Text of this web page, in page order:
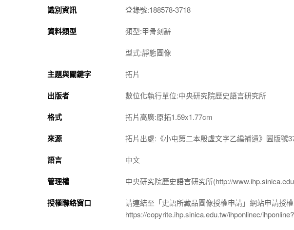
識別資訊 登錄號:188578-3718
資料類型 類型:甲骨刻辭
型式:靜態圖像
主題與關鍵字 拓片
出版者 數位化執行單位:中央研究院歷史語言研究所
格式 拓片高廣:原拓1.59x1.77cm
來源 拓片出處:《小屯第二本殷虛文字乙編補遺》圖版號
語言 中文
管理權 中央研究院歷史語言研究所(http://
授權聯絡窗口
請連結至「史語所藏品圖像授權申請」網站申請授權
https://copyrite.ihp.sinica.edu.tw/ihponlinec/